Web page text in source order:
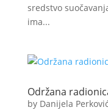
sredstvo
ima...
Održana
by Danijela Perković